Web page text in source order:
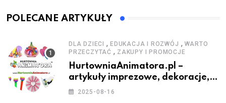
POLECANE ARTYKUŁY
DLA DZIECI , EDUKACJA I ROZWÓJ , WARTO
PRZECZYTAĆ , ZAKUPY I PROMOCJE
HurtowniaAnimatora.pl –
artykuły imprezowe, dekoracje,
stroje i akcesoria dla animatorów
2025-08-16